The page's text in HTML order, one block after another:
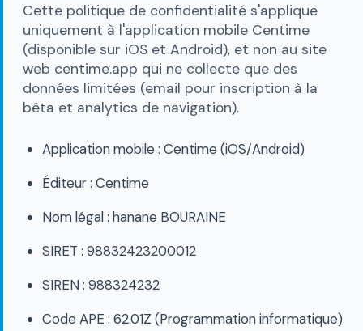
Cette politique de confidentialité s'applique
uniquement à l'application mobile Centime
(disponible sur iOS et Android), et non au site
web centime.app qui ne collecte que des
données limitées (email pour inscription à la
bêta et analytics de navigation).
Application mobile : Centime (iOS/Android)
Éditeur : Centime
Nom légal : hanane BOURAINE
SIRET : 98832423200012
SIREN : 988324232
Code APE : 62.01Z (Programmation informatique)